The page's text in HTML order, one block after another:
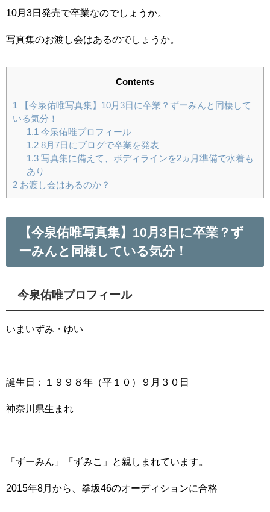
10月3日発売で卒業なのでしょうか。
写真集のお渡し会はあるのでしょうか。
Contents
1
【今泉佑唯写真集】10月3日に卒業？ずーみんと同棲して
いる気分！
1.1 今泉佑唯プロフィール
1.28月7日にブログで卒業を発表
1.3写真集に備えて、ボディラインを2ヵ月準備で水着も
あり
2 お渡し会はあるのか？
【今泉佑唯写真集】10月3日に卒業？ず
ーみんと同棲している気分！
今泉佑唯プロフィール
いまいずみ・ゆい
誕生日：１９９８年（平１０）９月３０日
神奈川県生まれ
「ずーみん」「ずみこ」と親しまれています。
2015年8月から、拳坂46のオーディションに合格